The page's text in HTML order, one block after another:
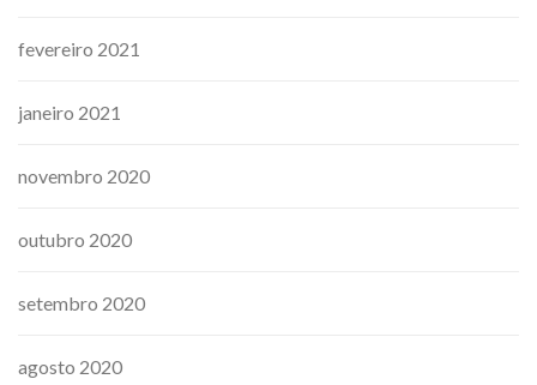
fevereiro 2021
janeiro 2021
novembro 2020
outubro 2020
setembro 2020
agosto 2020